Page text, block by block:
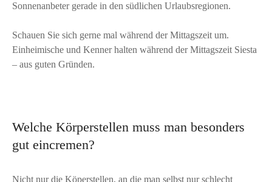
Sonnenanbeter gerade in den südlichen Urlaubsregionen.
Schauen Sie sich gerne mal während der Mittagszeit um.
Einheimische und Kenner halten während der Mittagszeit Siesta
– aus guten Gründen.
Welche Körperstellen muss man besonders
gut eincremen?
Nicht nur die Köperstellen, an die man selbst nur schlecht